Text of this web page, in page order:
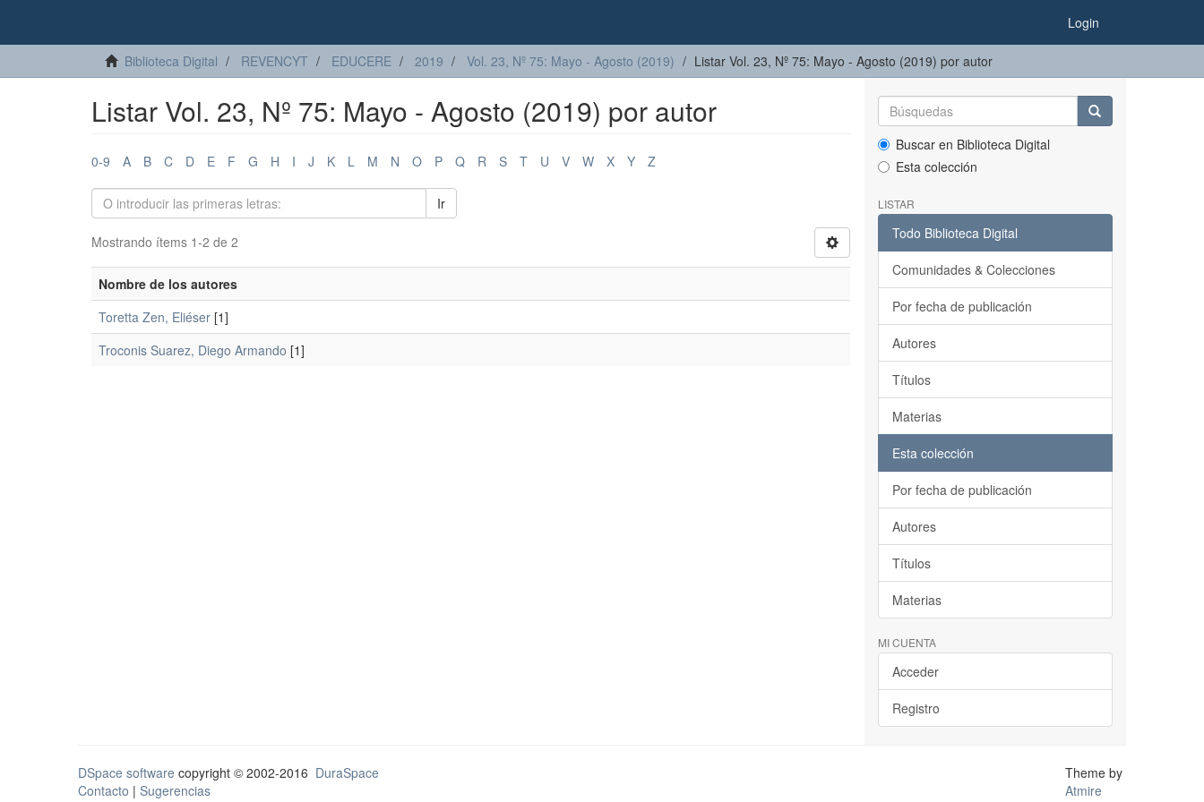
Login
Biblioteca Digital REVENCYT EDUCERE 2019 Vol. 23, Nº 75: Mayo - Agosto (2019) Listar Vol. 23, Nº 75: Mayo - Agosto (2019) por autor
Listar Vol. 23, Nº 75: Mayo - Agosto (2019) por autor
0-9 A B C D E F G H I J K L M N O P Q R S T U V W X Y Z
Ir
Mostrando ítems 1-2 de 2
Nombre de los autores
Toretta Zen, Eliéser [1]
Troconis Suarez, Diego Armando [1]
Buscar en Biblioteca Digital
Esta colección
LISTAR
Todo Biblioteca Digital
Comunidades & Colecciones
Por fecha de publicación
Autores
Títulos
Materias
Esta colección
Por fecha de publicación
Autores
Títulos
Materias
MI CUENTA
Acceder
Registro
DSpace software copyright © 2002-2016 DuraSpace
Contacto | Sugerencias
Theme by
Atmire